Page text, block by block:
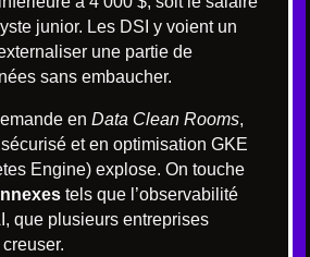
junior. Les DSI y voient un
une partie de
sans embaucher.
en Data Clean Rooms,
et en optimisation GKE
Engine) explose. On touche
tels que l’observabilité
que plusieurs entreprises